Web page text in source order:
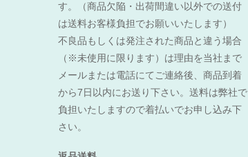
す。（商品欠陥・出荷間違い以外での送付
は送料お客様負担でお願いいたします）
不良品もしくは発注された商品と違う場合
（※未使用に限ります）は理由を当社まで
メールまたは電話にてご連絡後、商品到着
から7日以内にお送り下さい。送料は弊社で
負担いたしますので着払いでお申し込み下
さい。